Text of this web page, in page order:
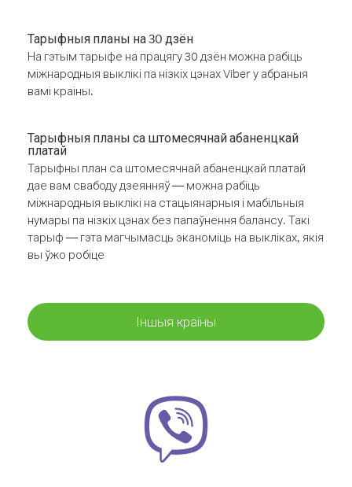
Тарыфныя планы на 30 дзён
На гэтым тарыфе на працягу 30 дзён можна рабіць
міжнародныя выклікі па нізкіх цэнах Viber у абраныя
вамі краіны.
Тарыфныя планы са штомесячнай абаненцкай
платай
Тарыфны план са штомесячнай абаненцкай платай
дае вам свабоду дзеянняў — можна рабіць
міжнародныя выклікі на стацыянарныя і мабільныя
нумары па нізкіх цэнах без папаўнення балансу. Такі
тарыф — гэта магчымасць эканоміць на выкліках, якія
вы ўжо робіце
Іншыя краіны